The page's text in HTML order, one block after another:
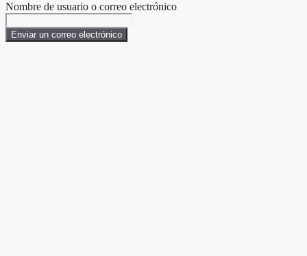
Nombre de usuario o correo electrónico
Enviar un correo electrónico